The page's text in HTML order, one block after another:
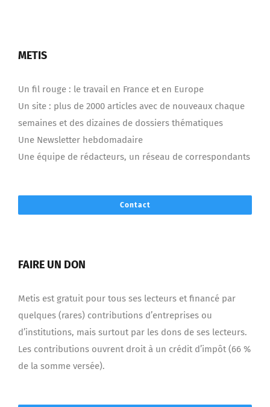
METIS
Un fil rouge : le travail en France et en Europe
Un site : plus de 2000 articles avec de nouveaux chaque
semaines et des dizaines de dossiers thématiques
Une Newsletter hebdomadaire
Une équipe de rédacteurs, un réseau de correspondants
Contact
FAIRE UN DON
Metis est gratuit pour tous ses lecteurs et financé par
quelques (rares) contributions d’entreprises ou
d’institutions, mais surtout par les dons de ses lecteurs.
Les contributions ouvrent droit à un crédit d’impôt (66 %
de la somme versée).